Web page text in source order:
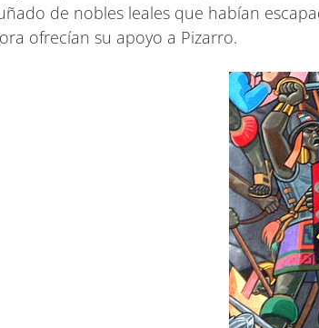
de nobles leales que habían
ofrecían su apoyo a Pizarro.